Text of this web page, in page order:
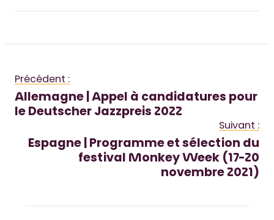
Précédent :
Allemagne | Appel à candidatures pour
le Deutscher Jazzpreis 2022
Suivant :
Espagne | Programme et sélection du
festival Monkey Week (17-20
novembre 2021)